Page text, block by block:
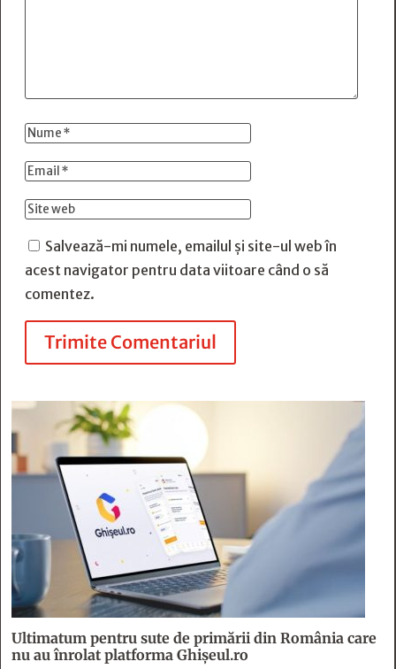
Salvează-mi numele, emailul și site-ul web în
acest navigator pentru data viitoare când o să
comentez.
Trimite Comentariul
Ultimatum pentru sute de primării din România care
nu au înrolat platforma Ghișeul.ro